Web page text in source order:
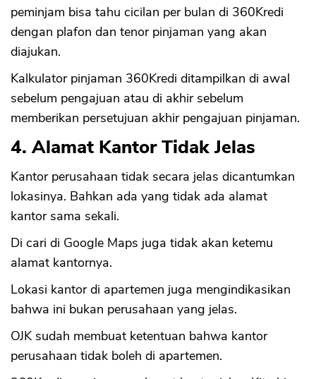
peminjam bisa tahu cicilan per bulan di 360Kredi
dengan plafon dan tenor pinjaman yang akan
diajukan.
Kalkulator pinjaman 360Kredi ditampilkan di awal
sebelum pengajuan atau di akhir sebelum
memberikan persetujuan akhir pengajuan pinjaman.
4. Alamat Kantor Tidak Jelas
Kantor perusahaan tidak secara jelas dicantumkan
lokasinya. Bahkan ada yang tidak ada alamat
kantor sama sekali.
Di cari di Google Maps juga tidak akan ketemu
alamat kantornya.
Lokasi kantor di apartemen juga mengindikasikan
bahwa ini bukan perusahaan yang jelas.
OJK sudah membuat ketentuan bahwa kantor
perusahaan tidak boleh di apartemen.